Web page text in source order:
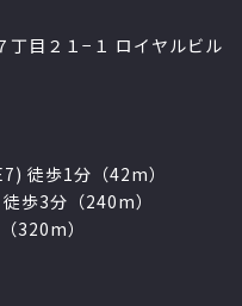
目２１−１ ロイヤルビル
徒歩1分（42m）
歩3分（240m）
320m）